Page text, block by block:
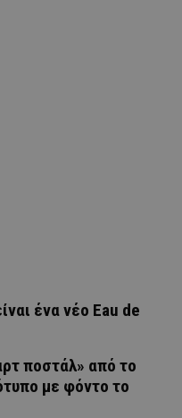
ένα νέο Eau de
ποστάλ» από το
με φόντο το